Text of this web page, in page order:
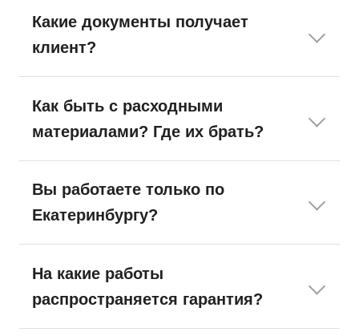
Какие документы получает
клиент?
Как быть с расходными
материалами? Где их брать?
Вы работаете только по
Екатеринбургу?
На какие работы
распространяется гарантия?